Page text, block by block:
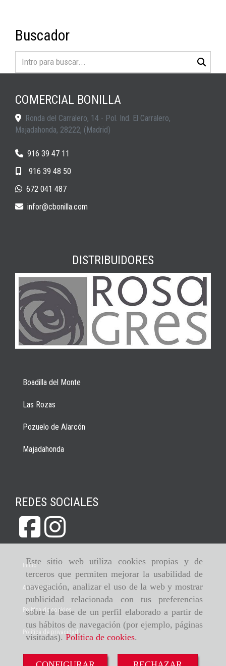
Este sitio web utiliza cookies propias y de
terceros que permiten mejorar la usabilidad de
navegación, analizar el uso de la web y mostrar
publicidad relacionada con tus preferencias
sobre la base de un perfil elaborado a partir de
tus hábitos de navegación (por ejemplo, páginas
visitadas).Política de cookies.
Buscador
COMERCIAL BONILLA
Ronda del Carralero, 14 - Pol. Ind. El Carralero,
Majadahonda, 28222, (Madrid)
916 39 47 11
916 39 48 50
672 041 487
infor
cbonilla.com
DISTRIBUIDORES
Boadilla del Monte
Las Rozas
Pozuelo de Alarcón
Majadahonda
REDES SOCIALES
Inicio
Aviso legal
Política de cookies
Política de privacidad